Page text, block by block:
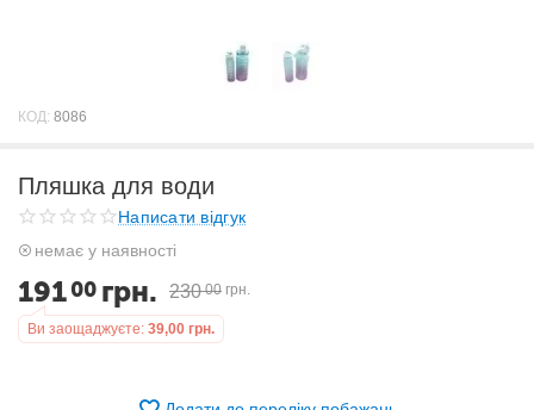
КОД: 8086
Пляшка для води
Написати відгук
немає у наявності
19100 грн. 230 00 грн.
Ви заощаджуєте: 39,00 грн.